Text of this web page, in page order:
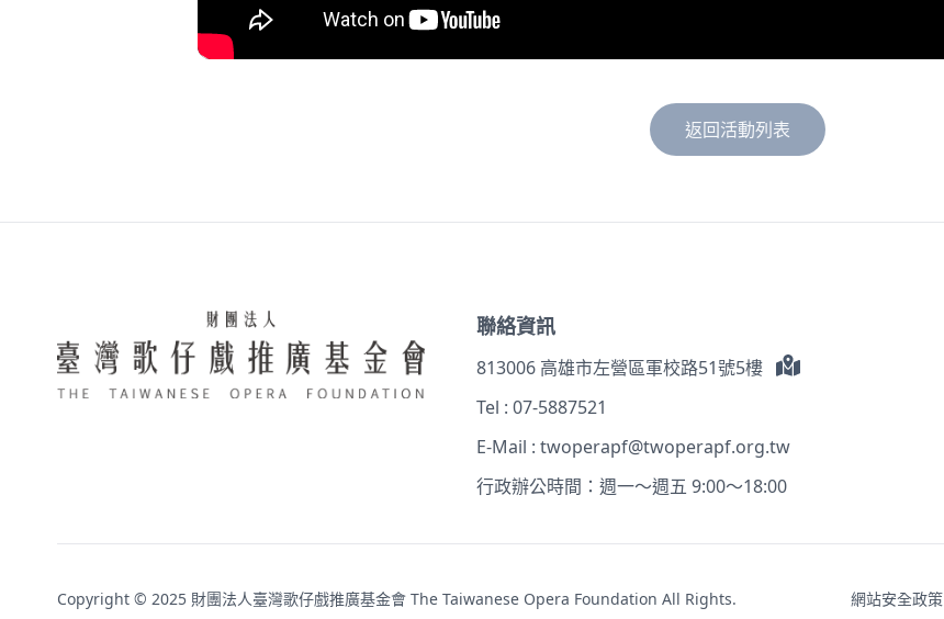
返回活動列表
聯絡資訊
813006 高雄市左營區軍校路51號5樓
Tel : 07-5887521
E-Mail : twoperapf@twoperapf.org.tw
行政辦公時間：週一～週五 9:00～18:00
Copyright © 2025 財團法人臺灣歌仔戲推廣基金會 The Taiwanese Opera Foundation All Rights. 網站安全政策